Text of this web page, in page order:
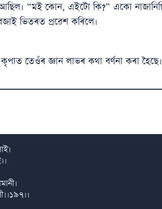
আছিল। “মই কোন, এইটো কি?” একো
ভিতৰত প্ৰৱেশ কৰিলে।
তেওঁৰ জ্ঞান লাভৰ কথা বৰ্ণনা কৰা হৈছে।